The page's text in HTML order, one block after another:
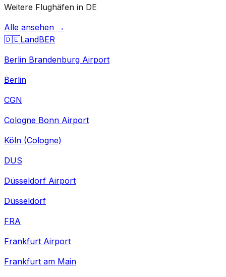
Weitere Flughäfen in DE
Alle ansehen →
🇩🇪LandBER
Berlin Brandenburg Airport
Berlin
CGN
Cologne Bonn Airport
Köln (Cologne)
DUS
Düsseldorf Airport
Düsseldorf
FRA
Frankfurt Airport
Frankfurt am Main